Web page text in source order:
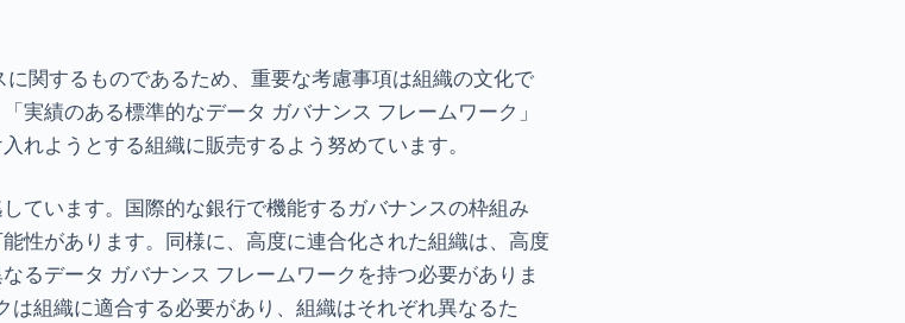
関するものであるため、重要な考慮事項は組織の文化で
実績のある標準的なデータ ガバナンス フレームワーク」
れようとする組織に販売するよう努めています。
ています。国際的な銀行で機能するガバナンスの枠組み
性があります。同様に、高度に連合化された組織は、高度
るデータ ガバナンス フレームワークを持つ必要がありま
は組織に適合する必要があり、組織はそれぞれ異なるた